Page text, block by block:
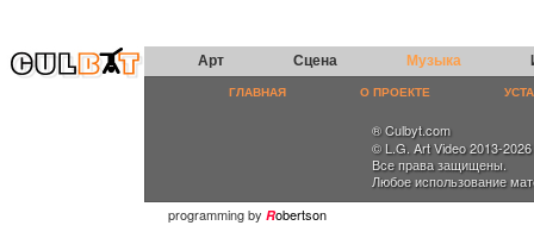
Арт Сцена Музыка
ГЛАВНАЯ О ПРОЕКТЕ
® Culbyt.com
© L.G. Art Video 2013-2026
Все права защищены.
Любое использование
programming by Robertson